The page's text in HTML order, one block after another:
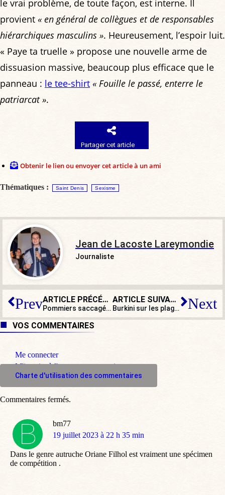
le vrai problème, de toute façon, est interne. Il
provient « en général de collègues et de responsables
hiérarchiques masculins ». Heureusement, l’espoir luit.
« Paye ta truelle » propose une nouvelle arme de
dissuasion massive, beaucoup plus efficace que le
panneau : le tee-shirt « Fouille le passé, enterre le
patriarcat ».
Partager cet article
Obtenir le lien ou envoyer cet article à un ami
Thématiques : Saint Denis Sexisme
Jean de Lacoste Lareymondie
Journaliste
Prev ARTICLE PRÉCÉDENT
Pommiers saccagés : face aux écolos, des agriculteurs démunis et exaspérés
ARTICLE SUIVANT
Burkini sur les plages : le doigt, la Lune et les naïfs ! Next
VOS COMMENTAIRES
Me connecter
M'inscrire à l'espace commentaire
Charte d'utilisation des commentaires
bm77
dit
19 juillet 2023 à 22 h 35 min
Dans le genre autruche Oriane Filhol est vraiment une spécimen
de compétition .
Commentaires fermés.